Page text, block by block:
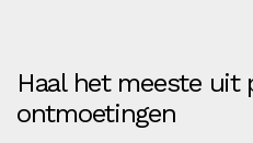
Haal het meeste uit
ontmoetingen